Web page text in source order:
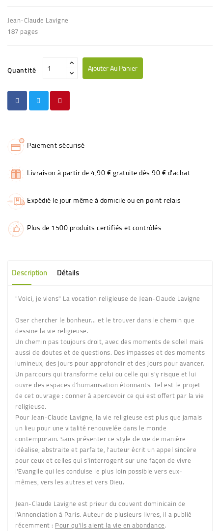
Jean-Claude Lavigne
187 pages
Quantité Ajouter Au Panier
Paiement sécurisé
Livraison à partir de 4,90 € gratuite dès 90 € d'achat
Expédié le jour même à domicile ou en point relais
Plus de 1500 produits certifiés et contrôlés
Description Détails
"Voici, je viens" La vocation religieuse de Jean-Claude Lavigne
Oser chercher le bonheur... et le trouver dans le chemin que
dessine la vie religieuse.
Un chemin pas toujours droit, avec des moments de soleil mais
aussi de doutes et de questions. Des impasses et des moments
lumineux, des jours pour approfondir et des jours pour avancer.
Un parcours qui transforme celui ou celle qui s'y risque et lui
ouvre des espaces d'humanisation étonnants. Tel est le projet
de cet ouvrage : donner à apercevoir ce qui est offert par la vie
religieuse.
Pour Jean-Claude Lavigne, la vie religieuse est plus que jamais
un lieu pour une vitalité renouvelée dans le monde
contemporain. Sans présenter ce style de vie de manière
idéalise, abstraite et parfaite, l'auteur écrit un appel sincère
pour ceux et celles qui s'interrogent sur une façon de vivre
l'Evangile qui les conduise le plus loin possible vers eux-
mêmes, vers les autres et vers Dieu.
Jean-Claude Lavigne est prieur du couvent dominicain de
l'Annonciation à Paris. Auteur de plusieurs livres, il a publié
récemment : Pour qu'ils aient la vie en abondance.